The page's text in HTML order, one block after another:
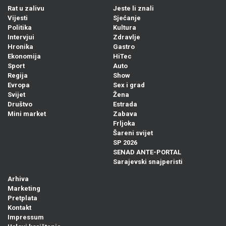
Rat u zalivu
Vijesti
Politika
Intervjui
Hronika
Ekonomija
Sport
Regija
Evropa
Svijet
Društvo
Mini market
Jeste li znali
Sjećanje
Kultura
Zdravlje
Gastro
HiTec
Auto
Show
Sex i grad
Žena
Estrada
Zabava
Frljoka
Šareni svijet
SP 2026
SENAD ANTE-PORTAL
Sarajevski snajperisti
Arhiva
Marketing
Pretplata
Kontakt
Impressum